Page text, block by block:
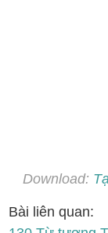
Download:
Bài liên quan: